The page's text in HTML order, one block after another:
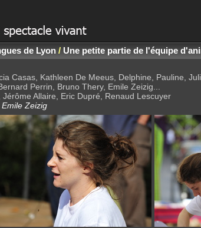
de Lyon/ Une petite partie de l'équipe
Casas, Kathleen De Meeus, Delphine, Pauline,
Perrin, Bruno Thery, Emile Zeizig...
Allaire, Eric Dupré, Renaud Lescuyer
Emile Zeizig